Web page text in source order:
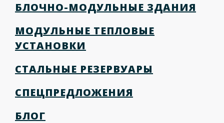
БЛОЧНО-МОДУЛЬНЫЕ ЗДАНИЯ
МОДУЛЬНЫЕ ТЕПЛОВЫЕ
УСТАНОВКИ
СТАЛЬНЫЕ РЕЗЕРВУАРЫ
СПЕЦПРЕДЛОЖЕНИЯ
БЛОГ